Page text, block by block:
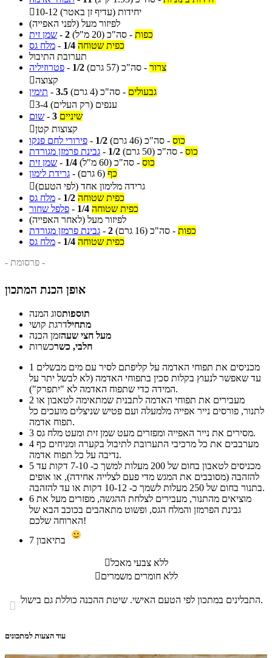

10-12 יחידות (עדיף זן באטר)
לפיזור מעל (לפני האפייה)
שמן זית - 2 כפות - סה"כ (20 מ"ל)
מלח גס - 1/4 כפית שטוחה
תערובת התיבול
פטרוזיליה - 1/2 צרור - סה"כ (57 גרם)
קצוצה
תימין - 3.5 גבעולים - סה"כ (4 גרם)

3-4 ענפים (רק העלים)
שום - 3 שיניים
קצוצות קטן
פירורי לחם פנקו - 1/2 כוס - סה"כ (46 גרם)
גבינת פרמזן מגורדת - 1/2 כוס - סה"כ (50 גרם)
שמן זית - 1/4 כוס - סה"כ (60 מ"ל)
גרידת לימון - כף (6 גרם)
גרידה מלימון אחד (לפי הטעם)
מלח גס - 1/2 כפית שטוחה
פלפל שחור - 1/4 כפית שטוחה
לפיזור מעל (לאחר האפייה)
גבינת פרמזן מגורדת - 2 כפות - סה"כ (16 גרם)
מלח גס - 1/4 כפית שטוחה
- פרסומת -
אופן הכנת המתכון
תוספותסוג המנה
מתחילדרגת קושי
מעל חצי שעהזמן הכנה
חלבי, כשרכשרות
1
עד שאפשר לנעוץ בקלות סכין בתפוחי האדמה (לא לבשל יתר על
המידה כדי שתפוח האדמה לא "יתפרק").
2
לתנור, פורסים נייר אפייה מלמעלה ועם פטיש שניצלים מועכים כל
תפוח אדמה.
3
מסירים את נייר האפייה ומפזרים מעט שמן זית ומעט מלח גס.
4
נדיבה על כל תפוח אדמה.
5
להזהבה (מסובבים את המגש מדי פעם לצלייה אחידה), או אופים
בתנור בחום של 250 מעלות לשמך כ- 10-12 דקות או עד להזהבה.
6
גבינת הפרמזן והמלח הגס, ופשוט מתאהבים בכוכב הבא של
הארוחה שלכם!
7
ללא צבעי מאכל
ללא חומרים משמרים
 התבלינים במתכון לפי הטעם האישי. שיטת ההכנה כוללת גם בישול.
עוד הצעות למתכונים